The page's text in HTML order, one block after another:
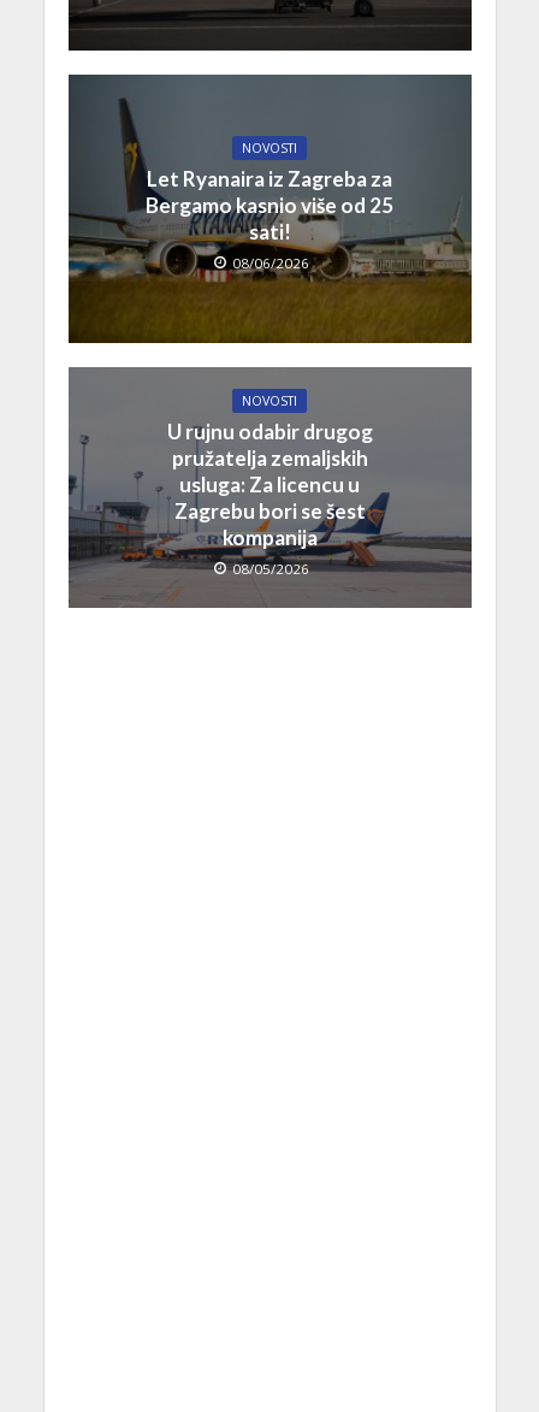
NOVOSTI
Let Ryanaira iz Zagreba za
Bergamo kasnio više od 25
sati!
08/06/2026
NOVOSTI
U rujnu odabir drugog
pružatelja zemaljskih
usluga: Za licencu u
Zagrebu bori se šest
kompanija
08/05/2026